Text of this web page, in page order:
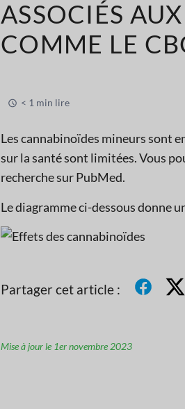
ASSOCIÉS
COMME LE
< 1 min lire
Les cannabinoïdes mineurs sont
sur la santé sont limitées. Vous
recherche sur PubMed.
Le diagramme ci-dessous donne
Partager cet article :
Mise à jour le 1er novembre 2023